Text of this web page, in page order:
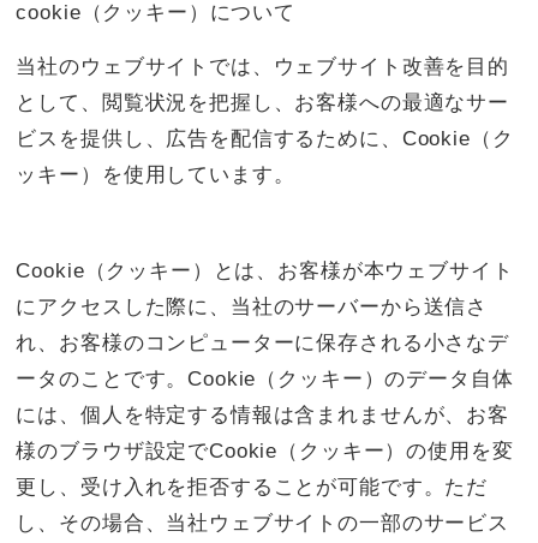
cookie（クッキー）について
当社のウェブサイトでは、ウェブサイト改善を目的
として、閲覧状況を把握し、お客様への最適なサー
ビスを提供し、広告を配信するために、Cookie（ク
ッキー）を使用しています。
Cookie（クッキー）とは、お客様が本ウェブサイト
にアクセスした際に、当社のサーバーから送信さ
れ、お客様のコンピューターに保存される小さなデ
ータのことです。Cookie（クッキー）のデータ自体
には、個人を特定する情報は含まれませんが、お客
様のブラウザ設定でCookie（クッキー）の使用を変
更し、受け入れを拒否することが可能です。ただ
し、その場合、当社ウェブサイトの一部のサービス